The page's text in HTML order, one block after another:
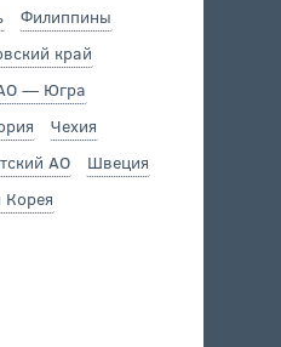
Филиппины
край
— Югра
Чехия
АО
Швеция